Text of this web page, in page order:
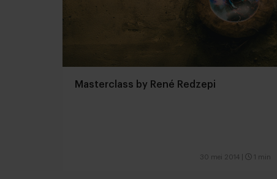
Masterclass by René Redzepi
30 mei 2014 1 min